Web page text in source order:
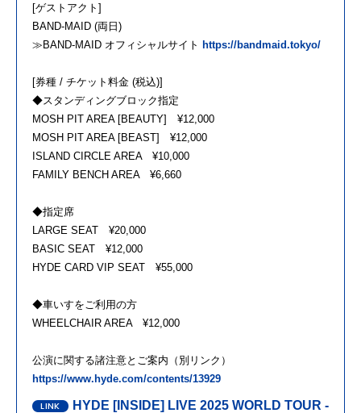
[ゲストアクト]
BAND-MAID (両日)
≫BAND-MAID オフィシャルサイト https://bandmaid.tokyo/
[券種 / チケット料金 (税込)]
◆スタンディングブロック指定
MOSH PIT AREA [BEAUTY] ¥12,000
MOSH PIT AREA [BEAST] ¥12,000
ISLAND CIRCLE AREA ¥10,000
FAMILY BENCH AREA ¥6,660
◆指定席
LARGE SEAT ¥20,000
BASIC SEAT ¥12,000
HYDE CARD VIP SEAT ¥55,000
◆車いすをご利用の方
WHEELCHAIR AREA ¥12,000
公演に関する諸注意とご案内（別リンク）
https://www.hyde.com/contents/13929
HYDE [INSIDE] LIVE 2025 WORLD TOUR -